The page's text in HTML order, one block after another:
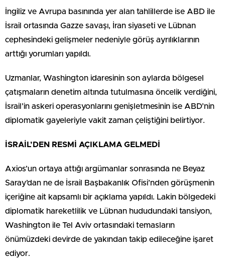
İngiliz ve Avrupa basınında yer alan tahlillerde ise ABD ile
İsrail ortasında Gazze savaşı, İran siyaseti ve Lübnan
cephesindeki gelişmeler nedeniyle görüş ayrılıklarının
arttığı yorumları yapıldı.
Uzmanlar, Washington idaresinin son aylarda bölgesel
çatışmaların denetim altında tutulmasına öncelik verdiğini,
İsrail’in askeri operasyonlarını genişletmesinin ise ABD’nin
diplomatik gayeleriyle vakit zaman çeliştiğini belirtiyor.
İSRAİL’DEN RESMİ AÇIKLAMA GELMEDİ
Axios’un ortaya attığı argümanlar sonrasında ne Beyaz
Saray’dan ne de İsrail Başbakanlık Ofisi’nden görüşmenin
içeriğine ait kapsamlı bir açıklama yapıldı. Lakin bölgedeki
diplomatik hareketlilik ve Lübnan hududundaki tansiyon,
Washington ile Tel Aviv ortasındaki temasların
önümüzdeki devirde de yakından takip edileceğine işaret
ediyor.